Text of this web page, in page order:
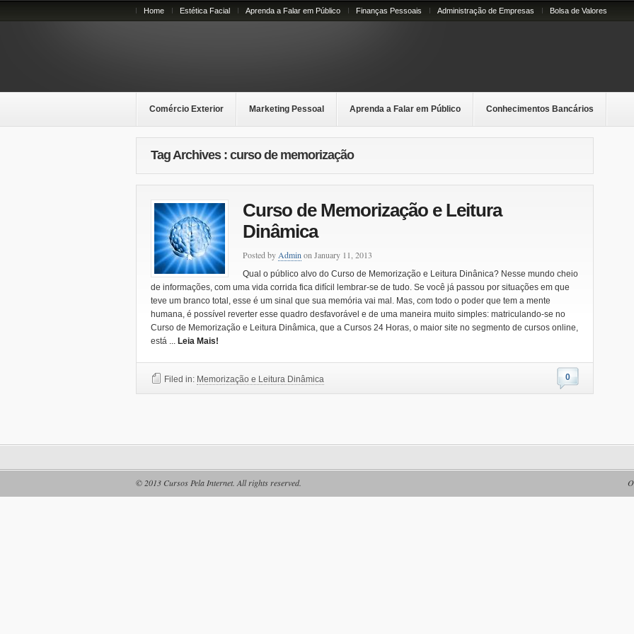
Home Estética Facial Aprenda a Falar em Público Finanças Pessoais Administração de Empresas Bolsa de Valores
Comércio Exterior Marketing Pessoal Aprenda a Falar em Público Conhecimentos Bancários
Tag Archives : curso de memorização
Curso de Memorização e Leitura
Dinâmica
Posted by Admin on January 11, 2013
Qual o público alvo do Curso de Memorização e Leitura Dinânica? Nesse mundo cheio
de informações, com uma vida corrida fica difícil lembrar-se de tudo. Se você já passou por situações em que
teve um branco total, esse é um sinal que sua memória vai mal. Mas, com todo o poder que tem a mente
humana, é possível reverter esse quadro desfavorável e de uma maneira muito simples: matriculando-se no
Curso de Memorização e Leitura Dinâmica, que a Cursos 24 Horas, o maior site no segmento de cursos online,
está ... Leia Mais!
Filed in: Memorização e Leitura Dinâmica 0
© 2013 Cursos Pela Internet. All rights reserved.